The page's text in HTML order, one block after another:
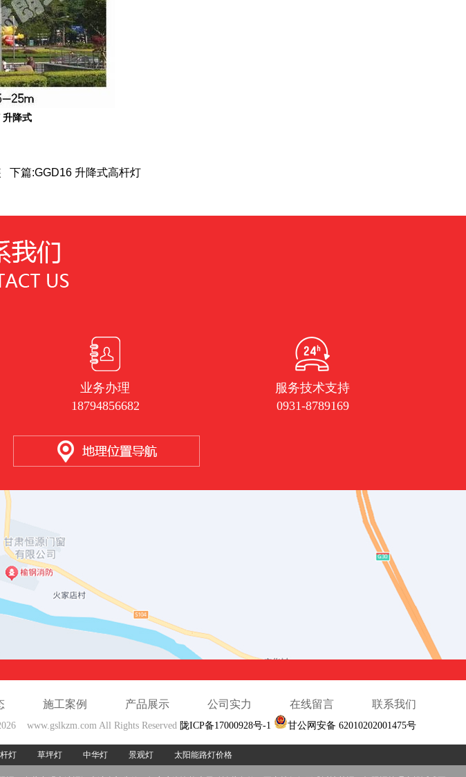
升降式
下篇:GGD16 升降式高杆灯
业务办理
18794856682
服务技术支持
0931-8789169
施工案例 产品展示 公司实力 在线留言 联系我们
www.gslkzm.com All Rights Reserved 陇ICP备17000928号-1 甘公网安备 62010202001475号
灯 草坪灯 中华灯 景观灯 太阳能路灯价格